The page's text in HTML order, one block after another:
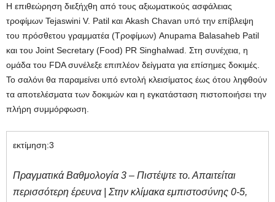
Η επιθεώρηση διεξήχθη από τους αξιωματικούς ασφάλειας
τροφίμων Tejaswini V. Patil και Akash Chavan υπό την επίβλεψη
του πρόσθετου γραμματέα (Τροφίμων) Anupama Balasaheb Patil
και του Joint Secretary (Food) PR Singhalwad. Στη συνέχεια, η
ομάδα του FDA συνέλεξε επιπλέον δείγματα για επίσημες δοκιμές.
Το σαλόνι θα παραμείνει υπό εντολή κλεισίματος έως ότου ληφθούν
τα αποτελέσματα των δοκιμών και η εγκατάσταση πιστοποιήσει την
πλήρη συμμόρφωση.
εκτίμηση:3
Πραγματικά Βαθμολογία 3 – Πιστέψτε το. Απαιτείται
περισσότερη έρευνα | Στην κλίμακα εμπιστοσύνης 0-5,